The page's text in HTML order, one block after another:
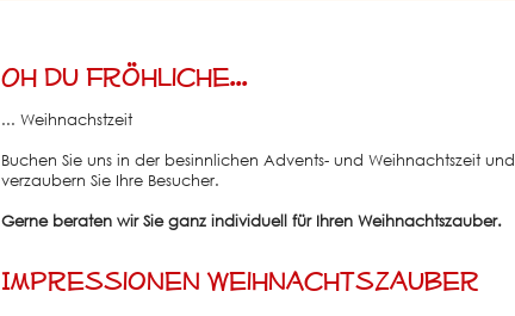
Oh Du fröhliche...
... Weihnachstzeit
Buchen Sie uns in der besinnlichen Advents- und Weihnachtszeit und
verzaubern Sie Ihre Besucher.
Gerne beraten wir Sie ganz individuell für Ihren Weihnachtszauber.
Impressionen Weihnachtszauber